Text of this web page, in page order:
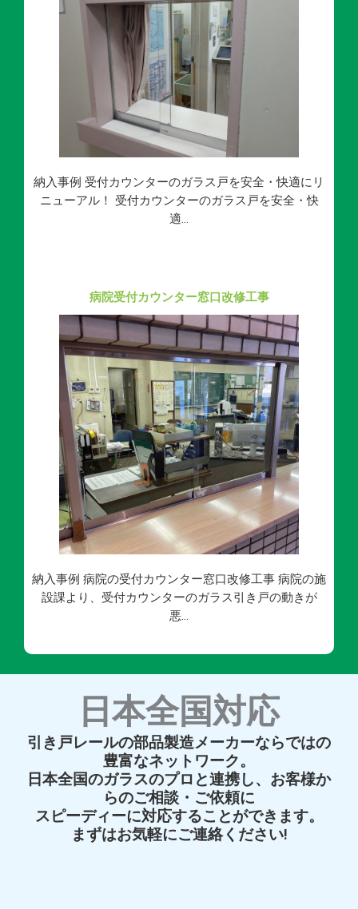
納入事例 受付カウンターのガラス戸を安全・快適にリ
ニューアル！ 受付カウンターのガラス戸を安全・快
適…
病院受付カウンター窓口改修工事
納入事例 病院の受付カウンター窓口改修工事 病院の施
設課より、受付カウンターのガラス引き戸の動きが
悪…
日本全国対応
引き戸レールの部品製造メーカーならではの
豊富なネットワーク。
日本全国のガラスのプロと連携し、お客様か
らのご相談・ご依頼に
スピーディーに対応することができます。
まずはお気軽にご連絡ください!